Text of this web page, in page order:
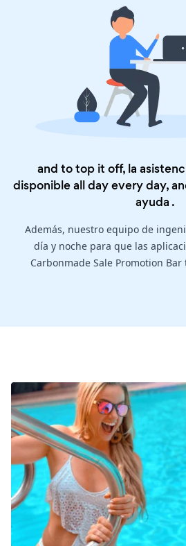
and to top it off, la
disponible all day every day,
ayuda .
Además, nuestro equipo de
día y noche para que las
Carbonmade Sale Promotion